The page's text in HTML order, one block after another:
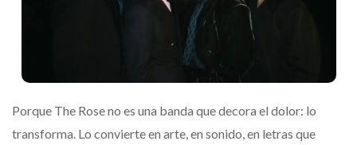
Porque The Rose no es una banda que decora el dolor: lo
transforma. Lo convierte en arte, en sonido, en letras que